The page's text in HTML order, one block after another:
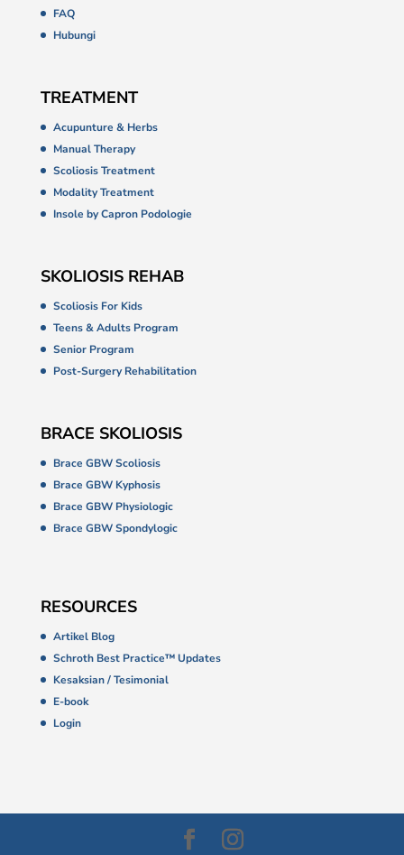
FAQ
Hubungi
TREATMENT
Acupunture & Herbs
Manual Therapy
Scoliosis Treatment
Modality Treatment
Insole by Capron Podologie
SKOLIOSIS REHAB
Scoliosis For Kids
Teens & Adults Program
Senior Program
Post-Surgery Rehabilitation
BRACE SKOLIOSIS
Brace GBW Scoliosis
Brace GBW Kyphosis
Brace GBW Physiologic
Brace GBW Spondylogic
RESOURCES
Artikel Blog
Schroth Best Practice™ Updates
Kesaksian / Tesimonial
E-book
Login